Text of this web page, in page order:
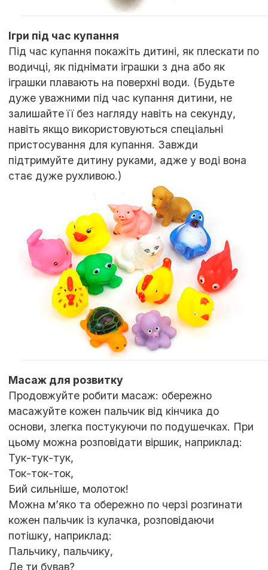
Ігри під час купання
Під час купання покажіть дитині, як плескати по
водичці, як піднімати іграшки з дна або як
іграшки плавають на поверхні води. (Будьте
дуже уважними під час купання дитини, не
залишайте її без нагляду навіть на секунду,
навіть якщо використовуються спеціальні
пристосування для купання. Завжди
підтримуйте дитину руками, адже у воді вона
стає дуже рухливою.)
Масаж для розвитку
Продовжуйте робити масаж: обережно
масажуйте кожен пальчик від кінчика до
основи, злегка постукуючи по подушечках. При
цьому можна розповідати віршик, наприклад:
Тук-тук-тук,
Ток-ток-ток,
Бий сильніше, молоток!
Можна м’яко та обережно по черзі розгинати
кожен пальчик із кулачка, розповідаючи
потішку, наприклад:
Пальчику, пальчику,
Де ти бував?